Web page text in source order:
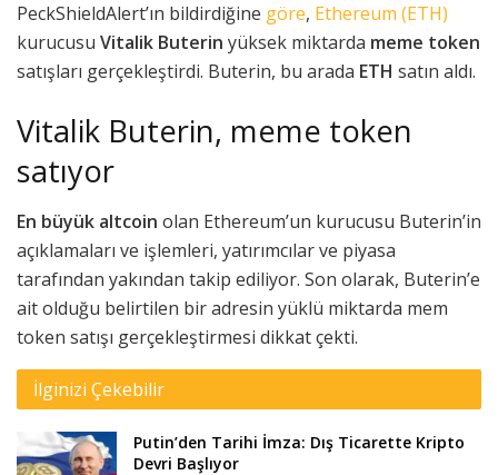
PeckShieldAlert’ın bildirdiğine göre, Ethereum (ETH)
kurucusu Vitalik Buterin yüksek miktarda meme token
satışları gerçekleştirdi. Buterin, bu arada ETH satın aldı.
Vitalik Buterin, meme token
satıyor
En büyük altcoin olan Ethereum’un kurucusu Buterin’in
açıklamaları ve işlemleri, yatırımcılar ve piyasa
tarafından yakından takip ediliyor. Son olarak, Buterin’e
ait olduğu belirtilen bir adresin yüklü miktarda mem
token satışı gerçekleştirmesi dikkat çekti.
İlginizi Çekebilir
Putin’den Tarihi İmza: Dış Ticarette Kripto
Devri Başlıyor